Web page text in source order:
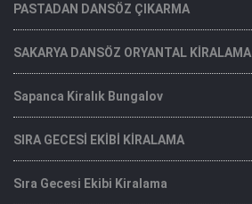
PASTADAN DANSÖZ ÇIKARMA
SAKARYA DANSÖZ ORYANTAL KİRALAMA
Sapanca Kiralık Bungalov
SIRA GECESİ EKİBİ KİRALAMA
Sıra Gecesi Ekibi Kiralama